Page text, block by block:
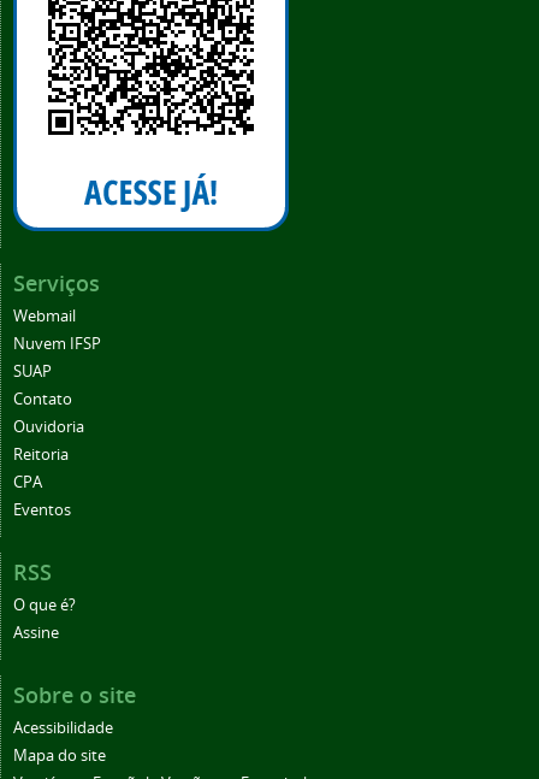
Serviços
Webmail
Nuvem IFSP
SUAP
Contato
Ouvidoria
Reitoria
CPA
Eventos
RSS
O que é?
Assine
Sobre o site
Acessibilidade
Mapa do site